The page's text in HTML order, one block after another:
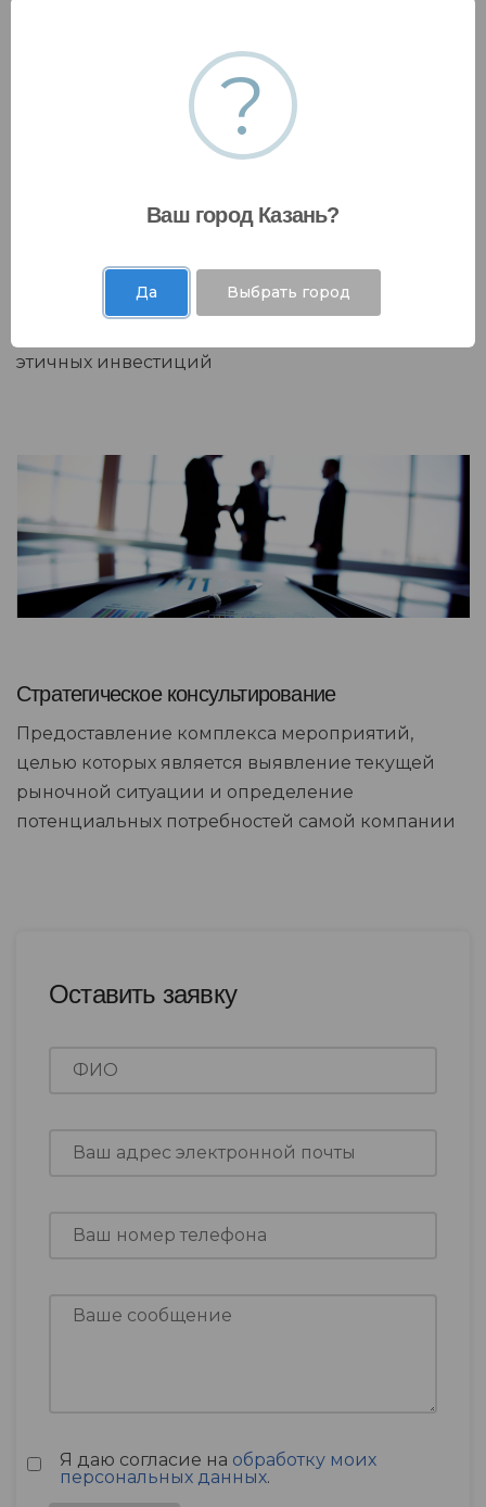
Устойчивое развитие и экологические,
социальные и управленческие аспекты (ESG)
управленческих аспектов (ESG) - это политика
положительное и долгосрочное воздействие на
общество, окружающую среду и общую
этичных инвестиций
Стратегическое консультирование
Предоставление комплекса мероприятий,
целью которых является выявление текущей
рыночной ситуации и определение
потенциальных потребностей самой компании
Оставить заявку
Я даю согласие на обработку моих
персональных данных.
?
Ваш город Казань?
Да Выбрать город